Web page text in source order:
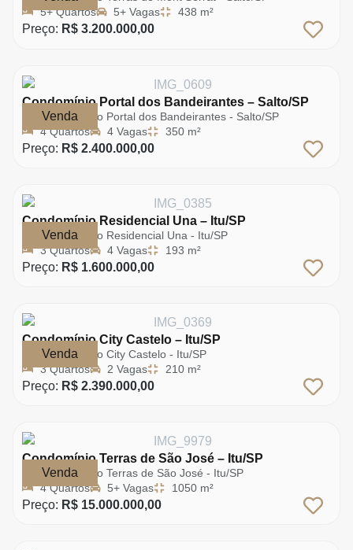
5+ Quartos
5+ Vagas 438 m²
Preço: R$ 3.200.000,00
Venda
Condomínio Portal dos Bandeirantes – Salto/SP
Condomínio Portal dos Bandeirantes - Salto/SP
4 Quartos
4 Vagas 350 m²
Preço: R$ 2.400.000,00
Venda
Condomínio Residencial Una – Itu/SP
Condomínio Residencial Una - Itu/SP
3 Quartos
4 Vagas 193 m²
Preço: R$ 1.600.000,00
Venda
Condomínio City Castelo – Itu/SP
Condomínio City Castelo - Itu/SP
3 Quartos
2 Vagas 210 m²
Preço: R$ 2.390.000,00
Venda
Condomínio Terras de São José – Itu/SP
Condomínio Terras de São José - Itu/SP
4 Quartos
5+ Vagas 1050 m²
Preço: R$ 15.000.000,00